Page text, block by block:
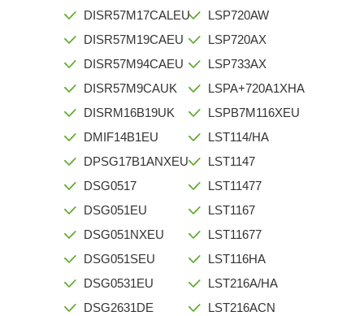
DISR57M17CALEU
DISR57M19CAEU
DISR57M94CAEU
DISR57M9CAUK
DISRM16B19UK
DMIF14B1EU
DPSG17B1ANXEU
DSG0517
DSG051EU
DSG051NXEU
DSG051SEU
DSG0531EU
DSG2631DE
LSP720AW
LSP720AX
LSP733AX
LSPA+720A1XHA
LSPB7M116XEU
LST114/HA
LST1147
LST11477
LST1167
LST11677
LST116HA
LST216A/HA
LST216ACN